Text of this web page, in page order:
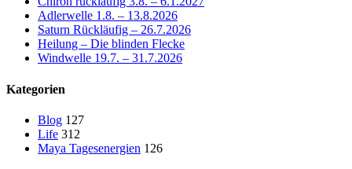
Adlerwelle 1.8. – 13.8.2026
Saturn Rückläufig – 26.7.2026
Heilung – Die blinden Flecke
Windwelle 19.7. – 31.7.2026
Kategorien
Blog 127
Life 312
Maya Tagesenergien 126